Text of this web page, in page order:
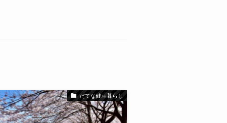
だてな健幸暮らし